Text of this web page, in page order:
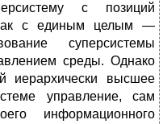
с позиций
с единым целым —
суперсистемы
среды. Однако
иерархически высшее
управление, сам
информационного